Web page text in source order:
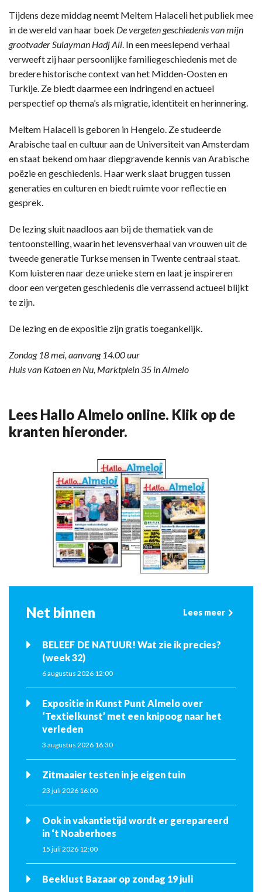
Tijdens deze middag neemt Meltem Halaceli het publiek mee
in de wereld van haar boek De vergeten geschiedenis van mijn
grootvader Sulayman Hadj Ali. In een meeslepend verhaal
verweeft zij haar persoonlijke familiegeschiedenis met de
bredere historische context van het Midden-Oosten en
Turkije. Ze biedt daarmee een indringend en actueel
perspectief op thema’s als migratie, identiteit en herinnering.
Meltem Halaceli is geboren in Hengelo. Ze studeerde
Arabische taal en cultuur aan de Universiteit van Amsterdam
en staat bekend om haar diepgravende kennis van Arabische
poëzie en geschiedenis. Haar werk slaat bruggen tussen
generaties en culturen en biedt ruimte voor reflectie en
gesprek.
De lezing sluit naadloos aan bij de thematiek van de
tentoonstelling, waarin het levensverhaal van vrouwen uit de
tweede generatie Turkse mensen in Twente centraal staat.
Kom luisteren naar deze unieke stem en laat je inspireren
door een vergeten geschiedenis die verrassend actueel blijkt
te zijn.
De lezing en de expositie zijn gratis toegankelijk.
Zondag 18 mei, aanvang 14.00 uur
Huis van Katoen en Nu, Marktplein 35 in Almelo
Lees Hallo Almelo online. Klik op de
kranten hieronder.
Net binnen Lees meer
BELEEF DE NATUUR! Wat zie ik precies?
(week 32)
6 augustus 2026 12:00
Expositie in Kunst Punt Almelo over
‘Textielkunst’ met een knipoog naar het
verleden
3 augustus 2026 16:30
Zitmaaier testen in je eigen tuin
23 juli 2026 16:00
Ook in vakantietijd wordt er gerepareerd
in ‘t Noaberhoes
15 juli 2026 12:00
Beeklust Bazaar op zondag 19 juli